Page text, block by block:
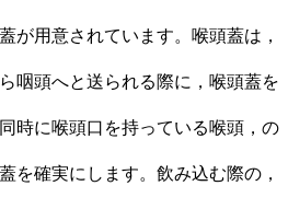
が用意されています。喉頭蓋は，
咽頭へと送られる際に，喉頭蓋を
時に喉頭口を持っている喉頭，の
を確実にします。飲み込む際の，